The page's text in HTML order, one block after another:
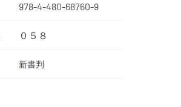
978-4-480-68760-9
０５８
新書判